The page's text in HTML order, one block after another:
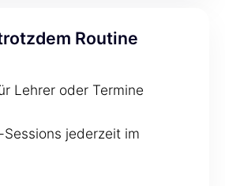
Routine
Lehrer oder Termine
jederzeit im